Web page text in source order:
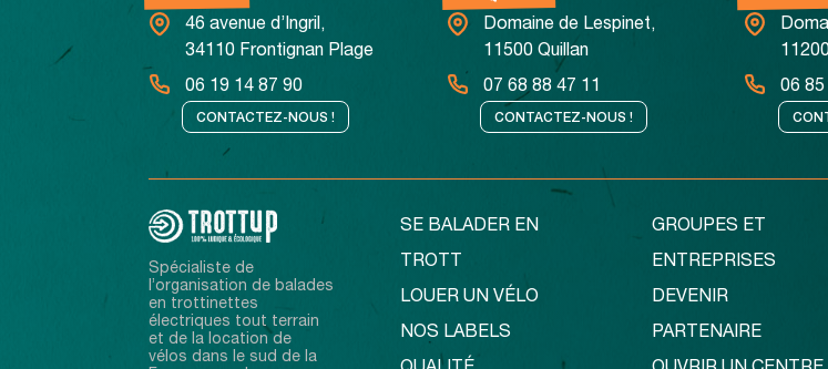
46 avenue d’Ingril,
34110 Frontignan Plage
06 19 14 87 90
CONTACTEZ-NOUS !
Domaine de Lespinet,
11500 Quillan
07 68 88 47 11
CONTACTEZ-NOUS !
06
Spécialiste de
l’organisation de balades
en trottinettes
électriques tout terrain
et de la location de
vélos dans le sud de la
SE BALADER EN
TROTT
LOUER UN VÉLO
NOS LABELS
GROUPES ET
ENTREPRISES
DEVENIR
PARTENAIRE